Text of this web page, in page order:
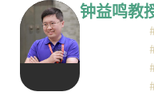
钟益鸣教